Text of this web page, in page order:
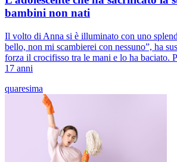
bambini non nati
Il volto di Anna si è illuminato con uno
bello, non mi scambierei con nessuno”, ha
forza il crocifisso tra le mani e lo ha baciato.
17 anni
quaresima